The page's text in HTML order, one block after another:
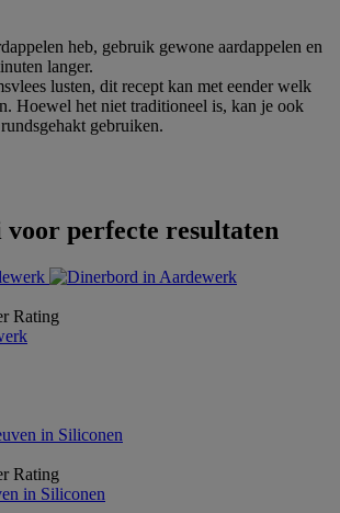
heb, gebruik gewone aardappelen en
langer.
lusten, dit recept kan met eender welk
Hoewel het niet traditioneel is, kan je ook
gebruiken.
voor perfecte resultaten
Rating
Rating
in Siliconen